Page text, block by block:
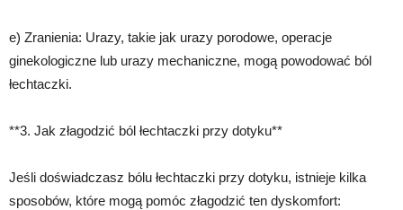
e) Zranienia: Urazy, takie jak urazy porodowe, operacje
ginekologiczne lub urazy mechaniczne, mogą powodować ból
łechtaczki.
**3. Jak złagodzić ból łechtaczki przy dotyku**
Jeśli doświadczasz bólu łechtaczki przy dotyku, istnieje kilka
sposobów, które mogą pomóc złagodzić ten dyskomfort: